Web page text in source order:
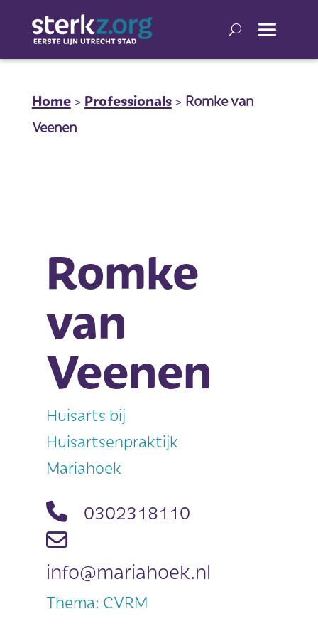
Home> Professionals> Romke van
Veenen
Romke
van
Veenen
Huisarts bij
Huisartsenpraktijk
Mariahoek
0302318110
info@mariahoek.nl
Thema: CVRM